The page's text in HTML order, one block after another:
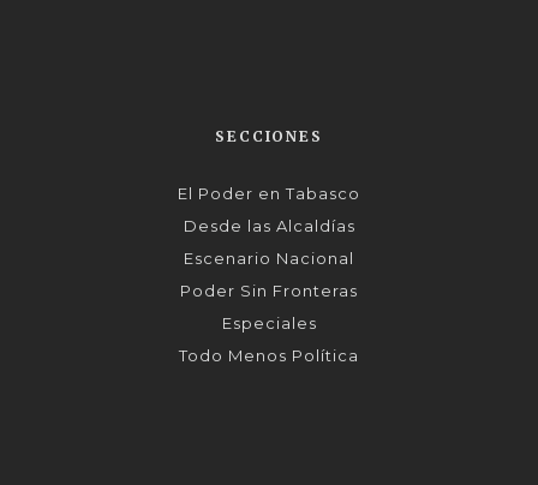
SECCIONES
El Poder en Tabasco
Desde las Alcaldías
Escenario Nacional
Poder Sin Fronteras
Especiales
Todo Menos Política